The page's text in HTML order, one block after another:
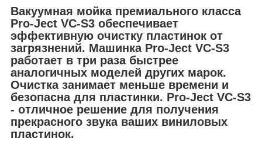
Вакуумная мойка премиального класса
Pro-Ject VC-S3 обеспечивает
эффективную очистку пластинок от
загрязнений. Машинка Pro-Ject VC-S3
работает в три раза быстрее
аналогичных моделей других марок.
Очистка занимает меньше времени и
безопасна для пластинки. Pro-Ject VC-S3
- отличное решение для получения
прекрасного звука ваших виниловых
пластинок.